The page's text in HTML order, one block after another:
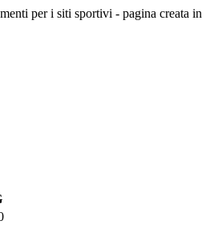
per i siti sportivi - pagina creata in